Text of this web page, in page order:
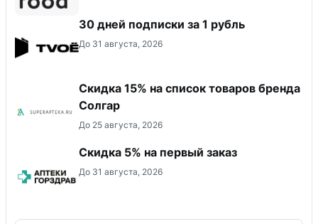
30 дней подписки за 1 рубль
До 31 августа, 2026
Скидка 15% на список товаров бренда
Солгар
До 25 августа, 2026
Скидка 5% на первый заказ
До 31 августа, 2026